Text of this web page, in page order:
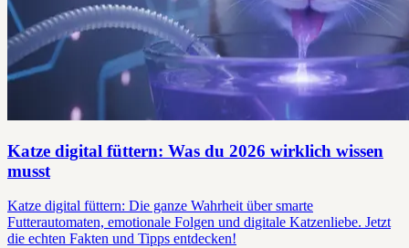
Katze digital füttern: Was du 2026 wirklich wissen
musst
Katze digital füttern: Die ganze Wahrheit über smarte
Futterautomaten, emotionale Folgen und digitale Katzenliebe. Jetzt
die echten Fakten und Tipps entdecken!